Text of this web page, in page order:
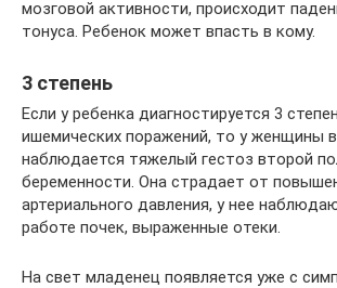
мозговой активности, происходит
тонуса. Ребенок может впасть в кому.
3 степень
Если у ребенка диагностируется 3
ишемических поражений, то у женщины
наблюдается тяжелый гестоз второй
беременности. Она страдает от
артериального давления, у нее
работе почек, выраженные отеки.
На свет младенец появляется уже с